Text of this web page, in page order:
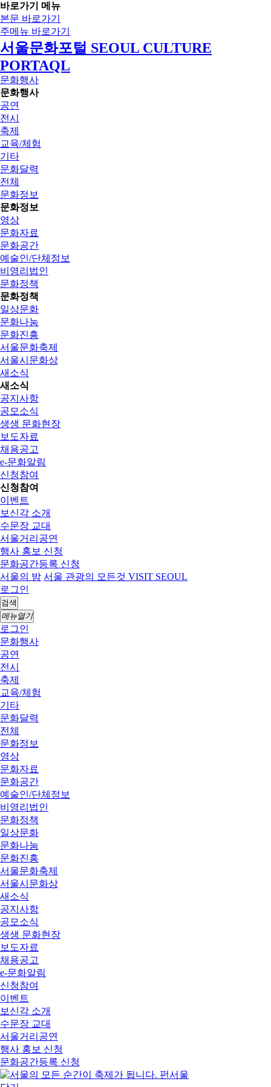
바로가기 메뉴
본문 바로가기
주메뉴 바로가기
서울문화포털 SEOUL CULTURE
PORTAQL
문화행사
문화행사
공연
전시
축제
교육/체험
기타
문화달력
전체
문화정보
문화정보
영상
문화자료
문화공간
예술인/단체정보
비영리법인
문화정책
문화정책
일상문화
문화나눔
문화진흥
서울문화축제
서울시문화상
새소식
새소식
공지사항
공모소식
생생 문화현장
보도자료
채용공고
e-문화알림
신청참여
신청참여
이벤트
보신각 소개
수문장 교대
서울거리공연
행사 홍보 신청
문화공간등록 신청
서울의 밤 서울 관광의 모든것 VISIT SEOUL
로그인
검색
메뉴열기
로그인
문화행사
공연
전시
축제
교육/체험
기타
문화달력
전체
문화정보
영상
문화자료
문화공간
예술인/단체정보
비영리법인
문화정책
일상문화
문화나눔
문화진흥
서울문화축제
서울시문화상
새소식
공지사항
공모소식
생생 문화현장
보도자료
채용공고
e-문화알림
신청참여
이벤트
보신각 소개
수문장 교대
서울거리공연
행사 홍보 신청
문화공간등록 신청